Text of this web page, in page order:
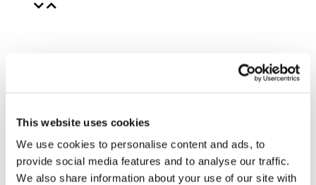
This website uses cookies
We use cookies to personalise content and ads, to
provide social media features and to analyse our traffic.
We also share information about your use of our site with